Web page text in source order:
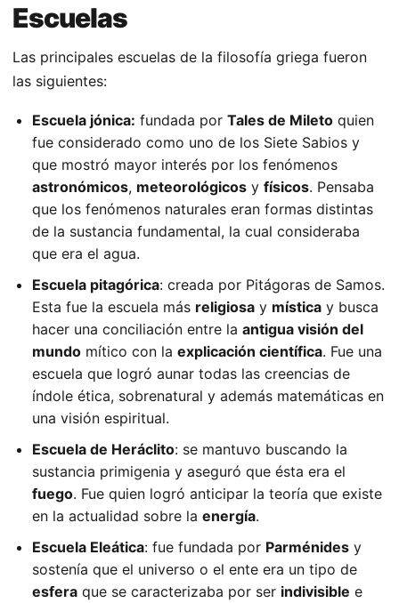
Escuelas
Las principales escuelas de la filosofía griega fueron
las siguientes:
Escuela jónica: fundada por Tales de Mileto quien
fue considerado como uno de los Siete Sabios y
que mostró mayor interés por los fenómenos
astronómicos, meteorológicos y físicos. Pensaba
que los fenómenos naturales eran formas distintas
de la sustancia fundamental, la cual consideraba
que era el agua.
Escuela pitagórica: creada por Pitágoras de Samos.
Esta fue la escuela más religiosa y mística y busca
hacer una conciliación entre la antigua visión del
mundo mítico con la explicación científica. Fue una
escuela que logró aunar todas las creencias de
índole ética, sobrenatural y además matemáticas en
una visión espiritual.
Escuela de Heráclito: se mantuvo buscando la
sustancia primigenia y aseguró que ésta era el
fuego. Fue quien logró anticipar la teoría que existe
en la actualidad sobre la energía.
Escuela Eleática: fue fundada por Parménides y
sostenía que el universo o el ente era un tipo de
esfera que se caracterizaba por ser indivisible e